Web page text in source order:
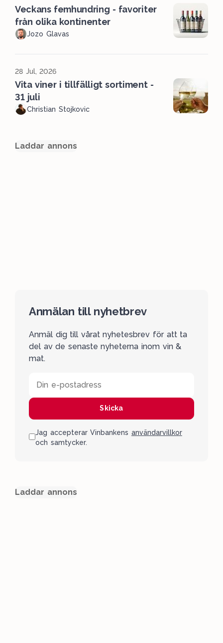
Veckans femhundring - favoriter
från olika kontinenter
Jozo Glavas
28 Jul, 2026
Vita viner i tillfälligt sortiment -
31 juli
Christian Stojkovic
Laddar annons
Anmälan till nyhetbrev
Anmäl dig till vårat nyhetesbrev för att ta
del av de senaste nyheterna inom vin &
mat.
Din e-postadress
Skicka
Jag accepterar Vinbankens användarvillkor
och samtycker.
Laddar annons